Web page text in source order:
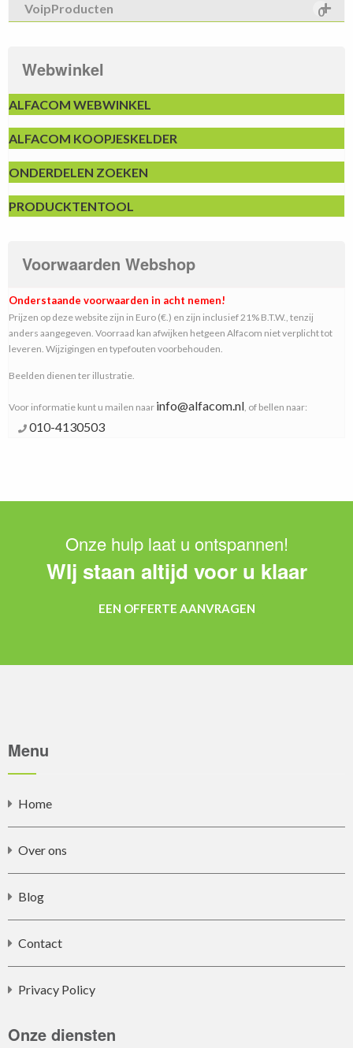
VoipProducten 0
Webwinkel
ALFACOM WEBWINKEL
ALFACOM KOOPJESKELDER
ONDERDELEN ZOEKEN
PRODUCKTENTOOL
Voorwaarden Webshop
Onderstaande voorwaarden in acht nemen!
Prijzen op deze website zijn in Euro (€.) en zijn inclusief 21% B.T.W., tenzij
anders aangegeven. Voorraad kan afwijken hetgeen Alfacom niet verplicht tot
leveren. Wijzigingen en typefouten voorbehouden.
Beelden dienen ter illustratie.
Voor informatie kunt u mailen naar info@alfacom.nl, of bellen naar:
010-4130503
Onze hulp laat u ontspannen!
WIj staan altijd voor u klaar
EEN OFFERTE AANVRAGEN
Menu
Home
Over ons
Blog
Contact
Privacy Policy
Onze diensten